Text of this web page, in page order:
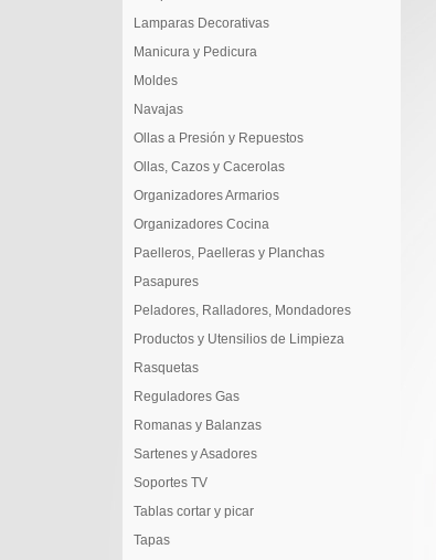
Lamparas Decorativas
Manicura y Pedicura
Moldes
Navajas
Ollas a Presión y Repuestos
Ollas, Cazos y Cacerolas
Organizadores Armarios
Organizadores Cocina
Paelleros, Paelleras y Planchas
Pasapures
Peladores, Ralladores, Mondadores
Productos y Utensilios de Limpieza
Rasquetas
Reguladores Gas
Romanas y Balanzas
Sartenes y Asadores
Soportes TV
Tablas cortar y picar
Tapas